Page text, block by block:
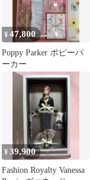
¥47,800
Poppy Parker ポピーパ
ーカー
¥39,900
Fashion Royalty Vanessa